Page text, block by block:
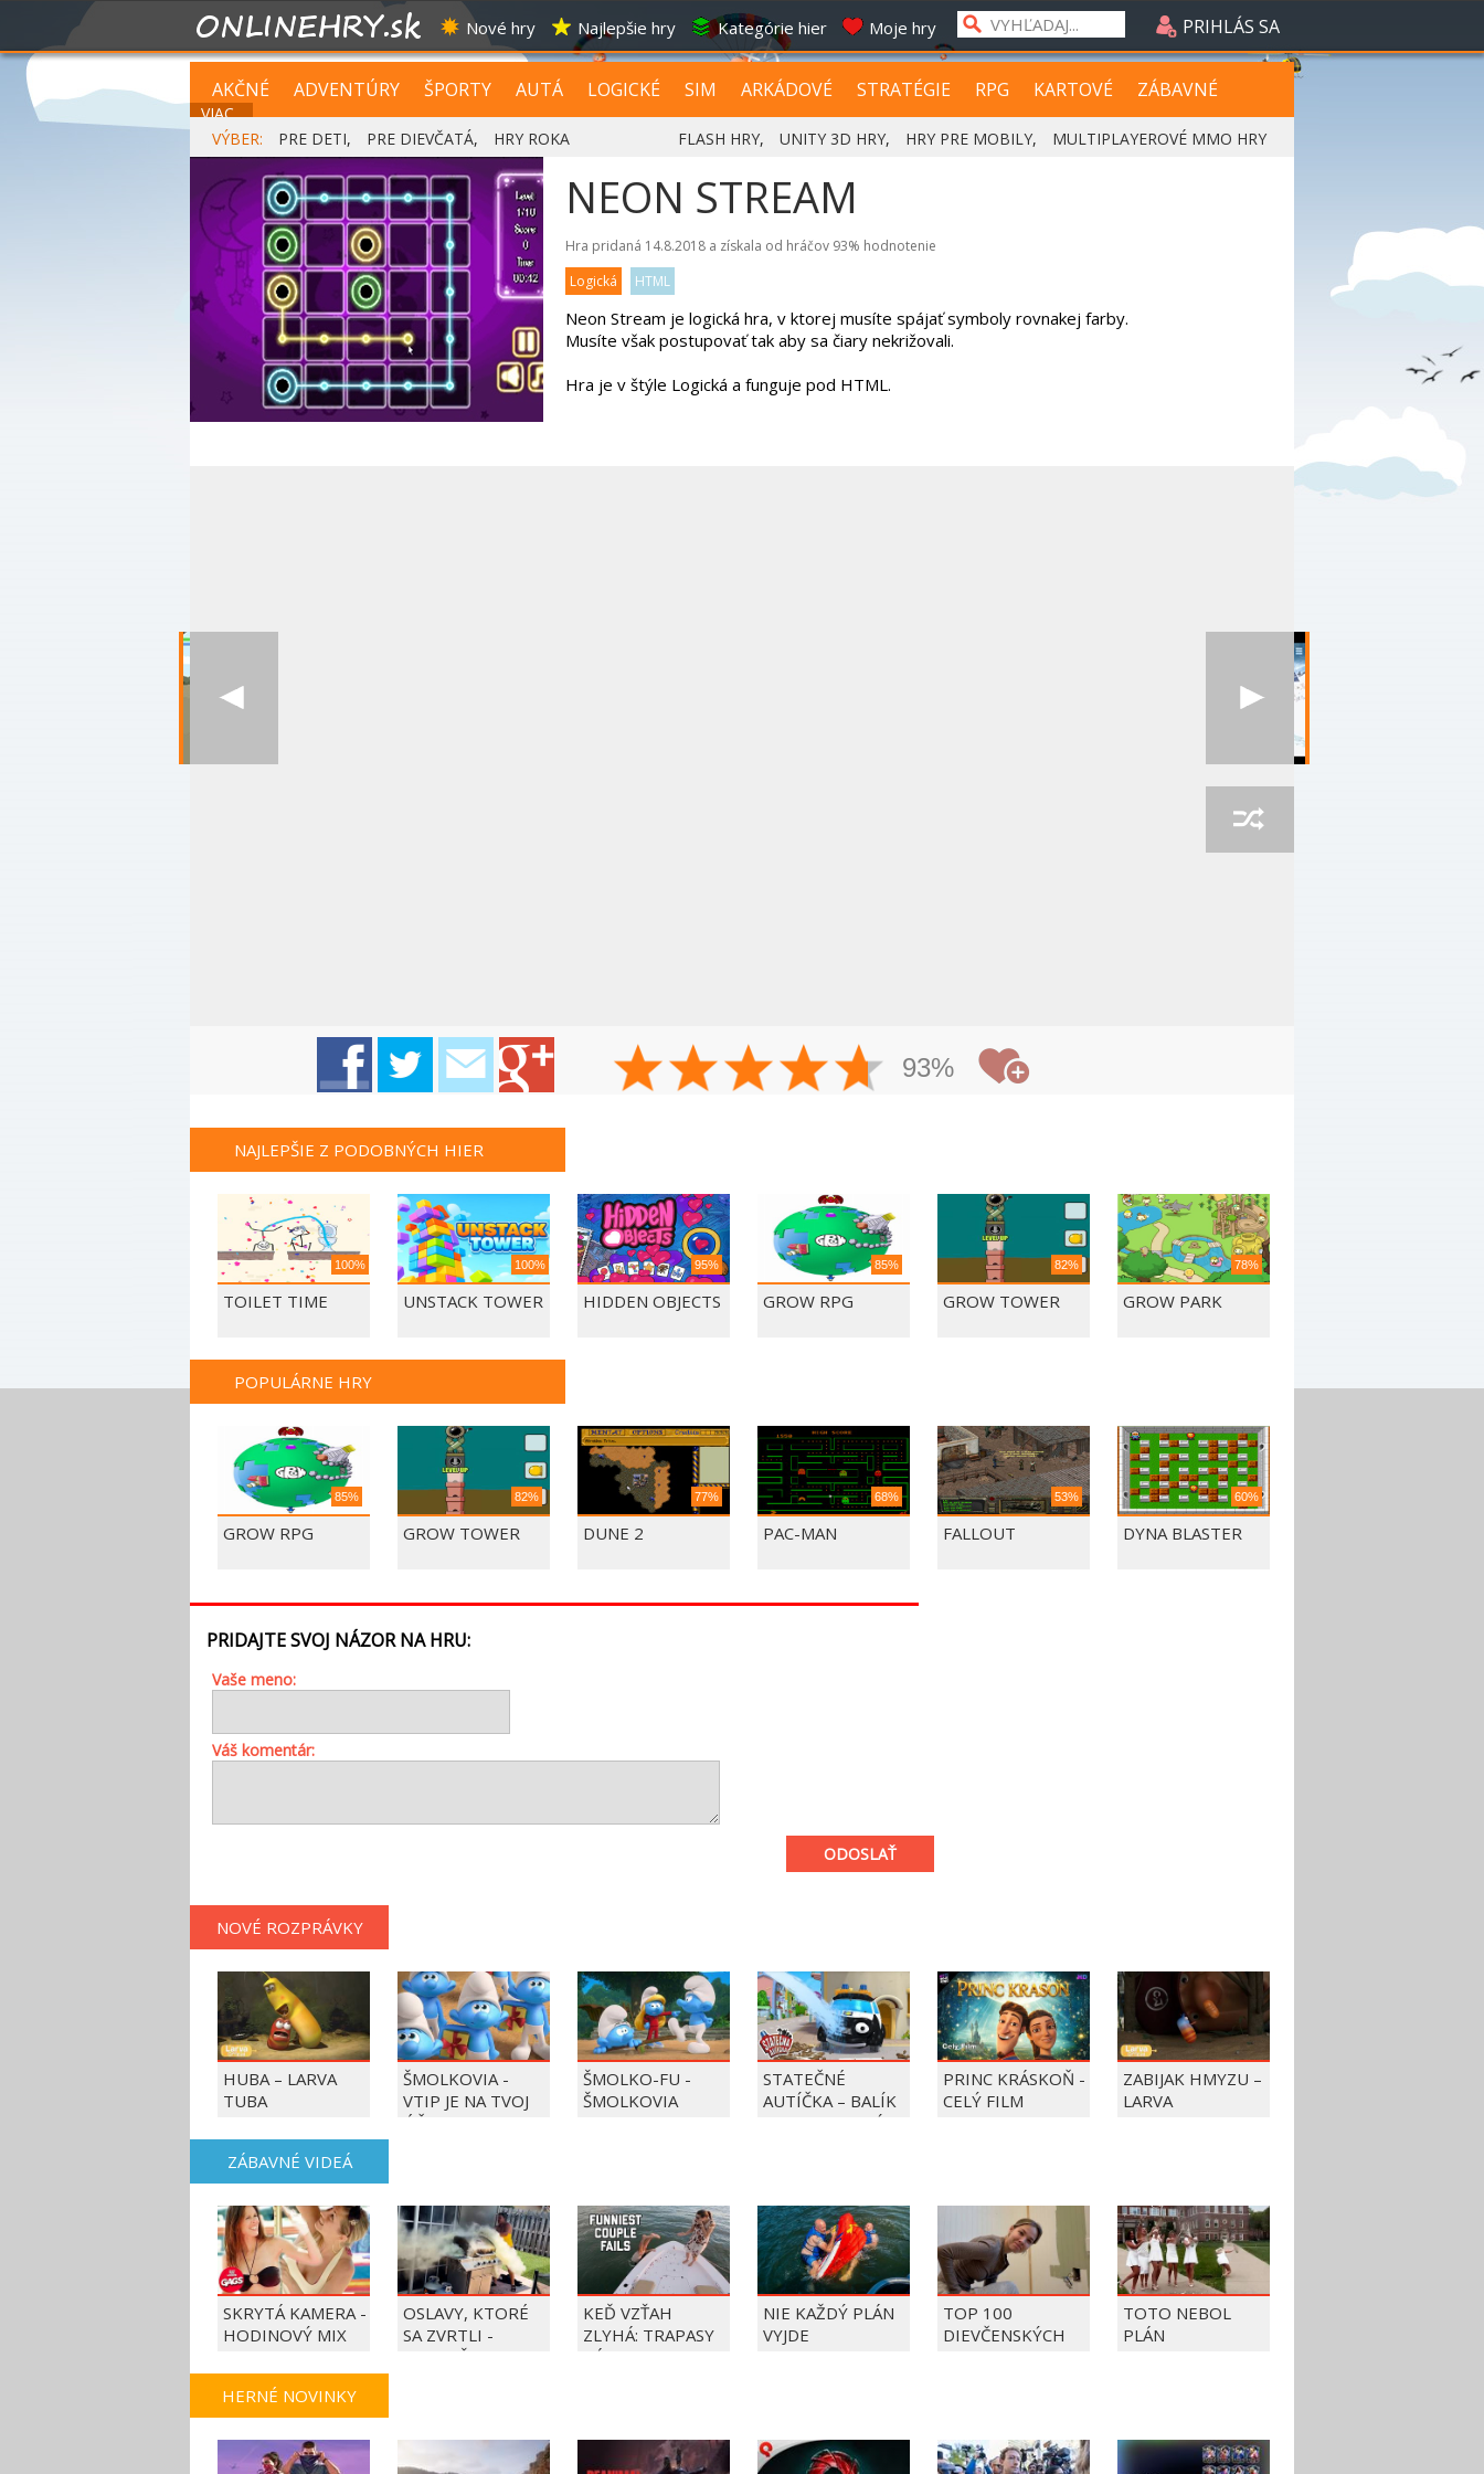
Nové hry Najlepšie hry Kategórie hier Moje hry PRIHLÁS SA
AKČNÉ ADVENTÚRY ŠPORTY AUTÁ LOGICKÉ SIM ARKÁDOVÉ STRATÉGIE RPG KARTOVÉ ZÁBAVNÉ
VIAC...
VÝBER:
PRE DETI, PRE DIEVČATÁ, HRY ROKA FLASH HRY, UNITY 3D HRY, HRY PRE MOBILY, MULTIPLAYEROVÉ MMO HRY
NEON STREAM
Hra pridaná 14.8.2018 a získala od hráčov 93% hodnotenie
Logická
HTML
Neon Stream je logická hra, v ktorej musíte spájať symboly rovnakej farby.
Musíte však postupovať tak aby sa čiary nekrižovali.
Hra je v štýle Logická a funguje pod HTML.
93%
NAJLEPŠIE Z PODOBNÝCH HIER
100%
TOILET TIME
100%
UNSTACK TOWER
95%
HIDDEN OBJECTS
85%
GROW RPG
82%
GROW TOWER
78%
GROW PARK
POPULÁRNE HRY
85%
GROW RPG
82%
GROW TOWER
77%
DUNE 2
68%
PAC-MAN
53%
FALLOUT
60%
DYNA BLASTER
PRIDAJTE SVOJ NÁZOR NA HRU:
Vaše meno:
Váš komentár:
ODOSLAŤ
NOVÉ ROZPRÁVKY
HUBA – LARVA
TUBA
ŠMOLKOVIA -
VTIP JE NA TVOJ
ÚČET
ŠMOLKO-FU -
ŠMOLKOVIA
STATEČNÉ
AUTÍČKA – BALÍK
PIERRE PRECLÍK
PRINC KRÁSKOŇ -
CELÝ FILM
ZABIJAK HMYZU –
LARVA
ZÁBAVNÉ VIDEÁ
SKRYTÁ KAMERA -
HODINOVÝ MIX
OSLAVY, KTORÉ
SA ZVRTLI -
NAJLEPŠIE
KEĎ VZŤAH
ZLYHÁ: TRAPASY
PÁROV
NIE KAŽDÝ PLÁN
VYJDE
TOP 100
DIEVČENSKÝCH
TOTO NEBOL
PLÁN
HERNÉ NOVINKY